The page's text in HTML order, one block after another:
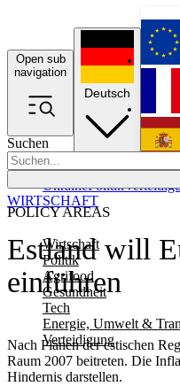
Open sub
navigation
Suchen
POLICY AREAS
Wirtschaft
Politik
Agrifood
Gesundheit
Tech
Energie, Umwelt &
Verteidigung
UkrainePolitik
Deutsch
Estland will
einführen
Nach Plänen der estischen
Raum 2007 beitreten. Die
Hindernis darstellen.
WIRTSCHAFT